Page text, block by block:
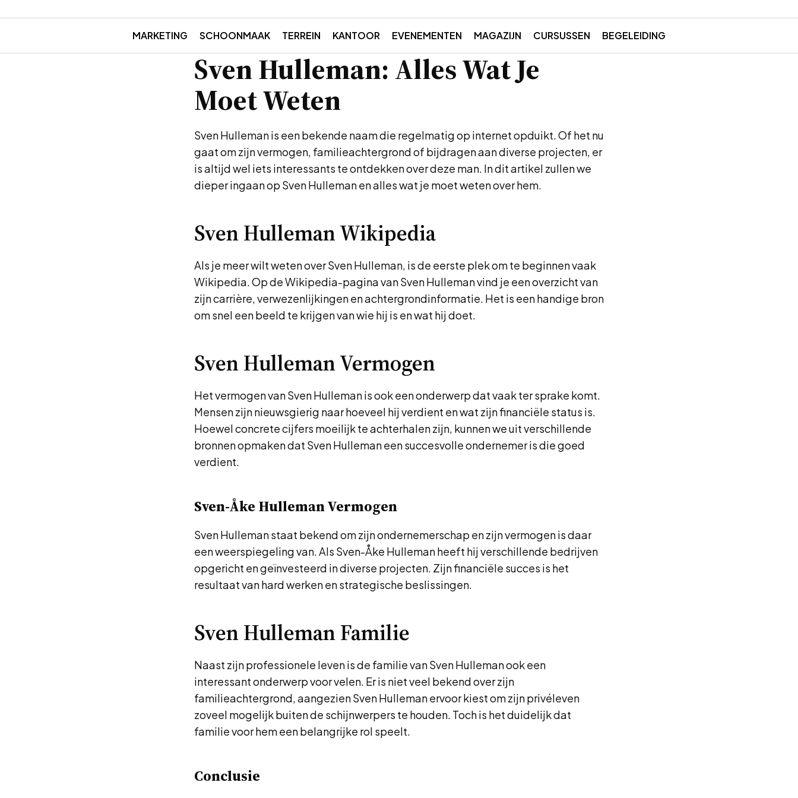
MARKETING SCHOONMAAK TERREIN KANTOOR EVENEMENTEN MAGAZIJN CURSUSSEN BEGELEIDING
Sven Hulleman: Alles Wat Je
Moet Weten
Sven Hulleman is een bekende naam die regelmatig op internet opduikt. Of het nu
gaat om zijn vermogen, familieachtergrond of bijdragen aan diverse projecten, er
is altijd wel iets interessants te ontdekken over deze man. In dit artikel zullen we
dieper ingaan op Sven Hulleman en alles wat je moet weten over hem.
Sven Hulleman Wikipedia
Als je meer wilt weten over Sven Hulleman, is de eerste plek om te beginnen vaak
Wikipedia. Op de Wikipedia-pagina van Sven Hulleman vind je een overzicht van
zijn carrière, verwezenlijkingen en achtergrondinformatie. Het is een handige bron
om snel een beeld te krijgen van wie hij is en wat hij doet.
Sven Hulleman Vermogen
Het vermogen van Sven Hulleman is ook een onderwerp dat vaak ter sprake komt.
Mensen zijn nieuwsgierig naar hoeveel hij verdient en wat zijn financiële status is.
Hoewel concrete cijfers moeilijk te achterhalen zijn, kunnen we uit verschillende
bronnen opmaken dat Sven Hulleman een succesvolle ondernemer is die goed
verdient.
Sven-Åke Hulleman Vermogen
Sven Hulleman staat bekend om zijn ondernemerschap en zijn vermogen is daar
een weerspiegeling van. Als Sven-Åke Hulleman heeft hij verschillende bedrijven
opgericht en geïnvesteerd in diverse projecten. Zijn financiële succes is het
resultaat van hard werken en strategische beslissingen.
Sven Hulleman Familie
Naast zijn professionele leven is de familie van Sven Hulleman ook een
interessant onderwerp voor velen. Er is niet veel bekend over zijn
familieachtergrond, aangezien Sven Hulleman ervoor kiest om zijn privéleven
zoveel mogelijk buiten de schijnwerpers te houden. Toch is het duidelijk dat
familie voor hem een belangrijke rol speelt.
Conclusie